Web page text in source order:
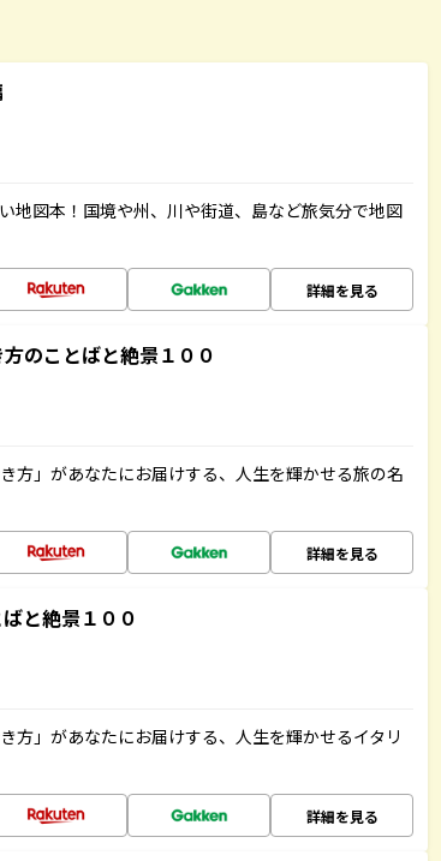
地図本！国境や州、川や街道、島など旅気分で地図
詳細を見る
のことばと絶景１００
方」があなたにお届けする、人生を輝かせる旅の名
詳細を見る
と絶景１００
方」があなたにお届けする、人生を輝かせるイタリ
詳細を見る